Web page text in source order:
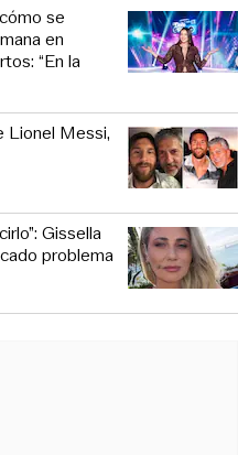
se
en
“En la
Lionel Messi,
Gissella
problema